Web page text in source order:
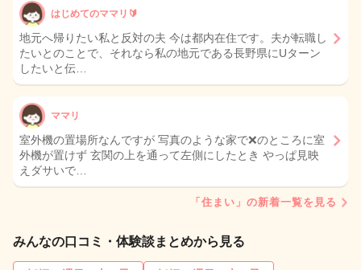
はじめてのママリ🔰
地元へ帰りたい私と反対の夫 今は都内在住です。夫が転職し
たいとのことで、それなら私の地元である長野県にUターン
したいと伝…
ママリ
室外機の置場所なんですが 写真のような家で❌のところに室
外機が置けず 玄関の上を通って左側にしたとき やっぱ見映
えダサいで…
「住まい」の新着一覧を見る
みんなの口コミ・体験談まとめから見る